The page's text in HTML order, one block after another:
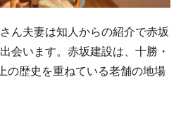
ん夫妻は知人からの紹介で赤坂
会います。赤坂建設は、十勝・
の歴史を重ねている老舗の地場